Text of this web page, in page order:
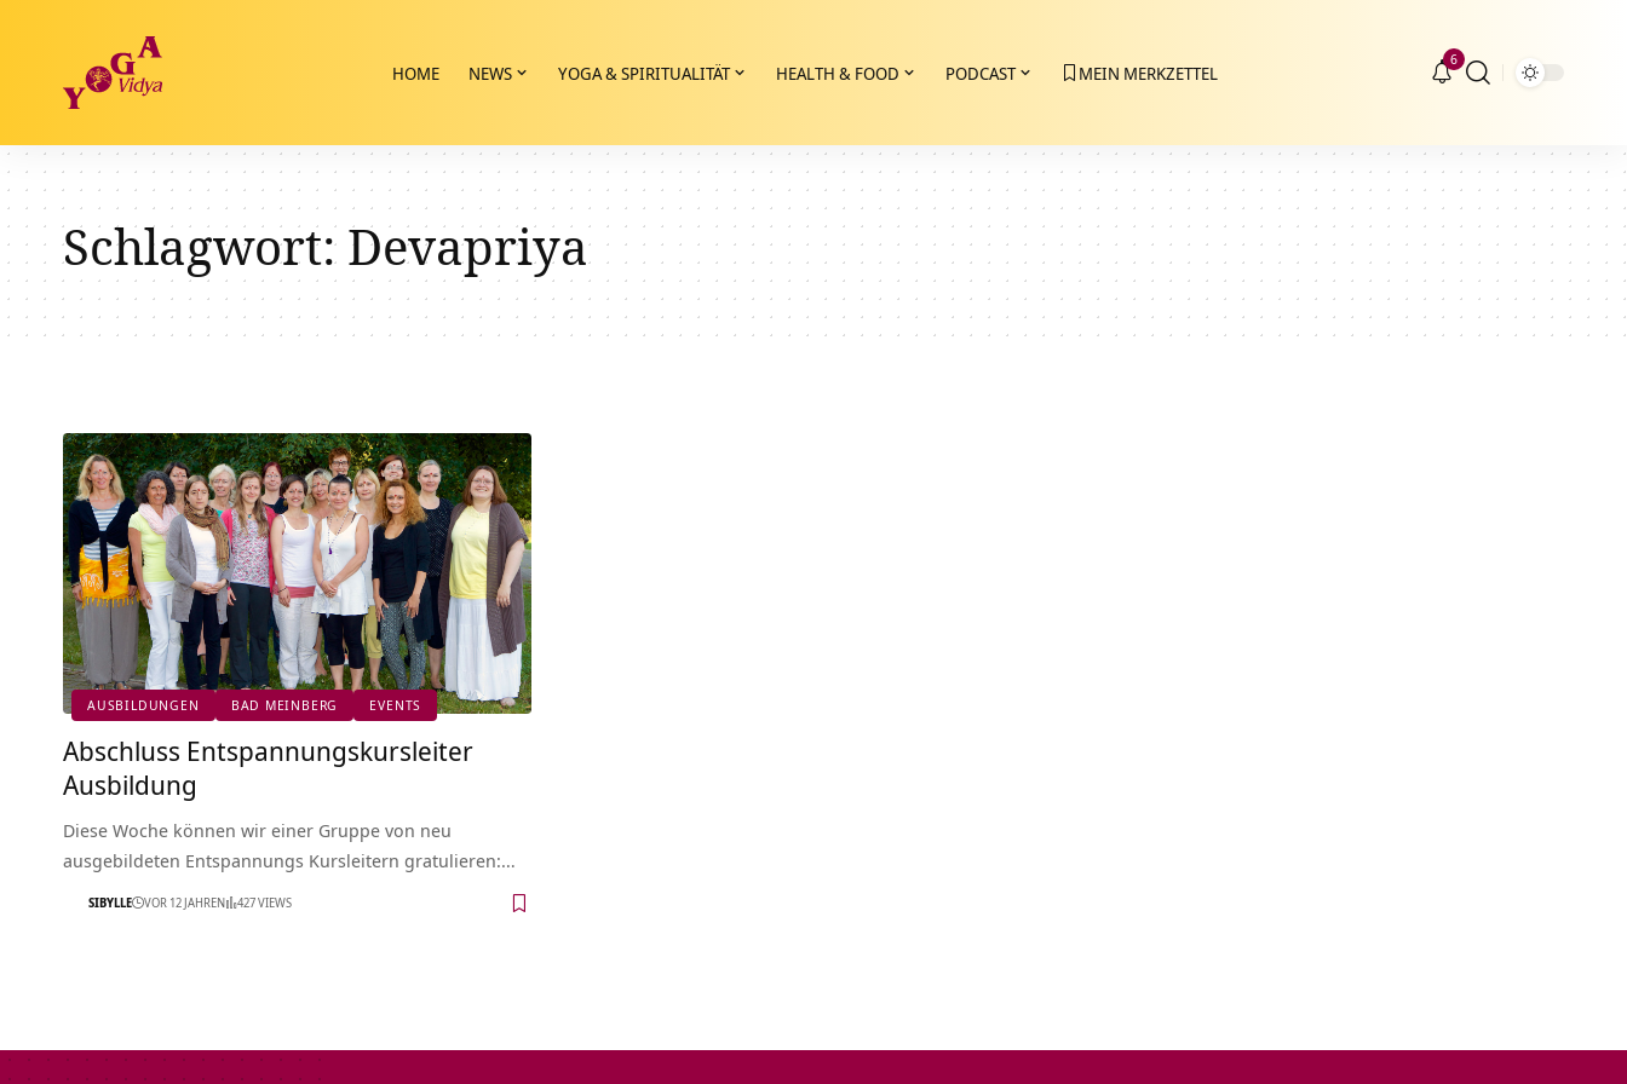
HOME NEWS YOGA & SPIRITUALITÄT HEALTH & FOOD PODCAST MEIN MERKZETTEL
6
Schlagwort:Devapriya
AUSBILDUNGEN BAD MEINBERG EVENTS
Abschluss Entspannungskursleiter
Ausbildung
Diese Woche können wir einer Gruppe von neu
ausgebildeten Entspannungs Kursleitern gratulieren:…
SIBYLLE VOR 12 JAHREN 427 VIEWS